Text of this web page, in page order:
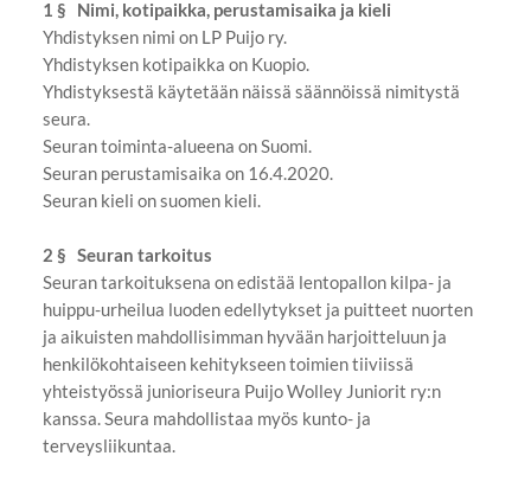
1 § Nimi, kotipaikka, perustamisaika ja kieli
Yhdistyksen nimi on LP Puijo ry.
Yhdistyksen kotipaikka on Kuopio.
Yhdistyksestä käytetään näissä säännöissä nimitystä
seura.
Seuran toiminta-alueena on Suomi.
Seuran perustamisaika on 16.4.2020.
Seuran kieli on suomen kieli.
2 § Seuran tarkoitus
Seuran tarkoituksena on edistää lentopallon kilpa- ja
huippu-urheilua luoden edellytykset ja puitteet nuorten
ja aikuisten mahdollisimman hyvään harjoitteluun ja
henkilökohtaiseen kehitykseen toimien tiiviissä
yhteistyössä junioriseura Puijo Wolley Juniorit ry:n
kanssa. Seura mahdollistaa myös kunto- ja
terveysliikuntaa.